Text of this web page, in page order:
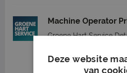
Machine Operator
Groene Hart Service
2.600 tot 3.002
Deze website
van